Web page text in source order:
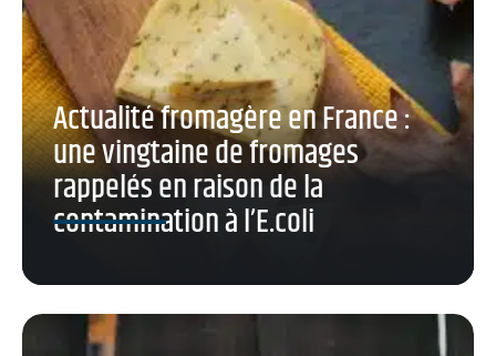
Actualité fromagère en France :
une vingtaine de fromages
rappelés en raison de la
contamination à l’E.coli